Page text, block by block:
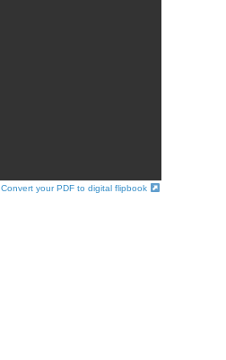
Convert your PDF to digital flipbook